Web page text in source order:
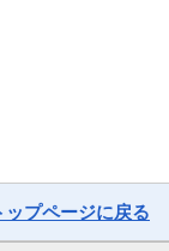
プページに戻る